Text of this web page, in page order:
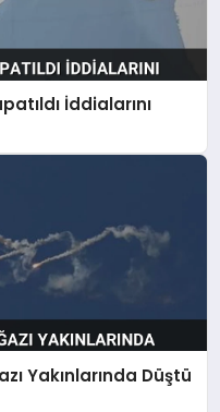
İddialarını
Yakınlarında Düştü